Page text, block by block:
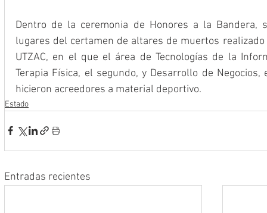
Dentro de la ceremonia de Honores a la
lugares del certamen de altares de muertos
UTZAC, en el que el área de Tecnologías de la
Terapia Física, el segundo, y Desarrollo de
hicieron acreedores a material deportivo.
Estado
Entradas recientes